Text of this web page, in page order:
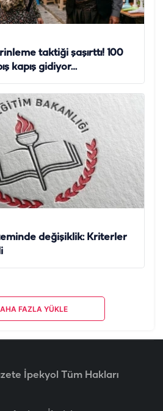
taktiği şaşırttı! 100
kapış gidiyor…
değişiklik: Kriterler
FAZLA YÜKLE
İpekyol Tüm Hakları